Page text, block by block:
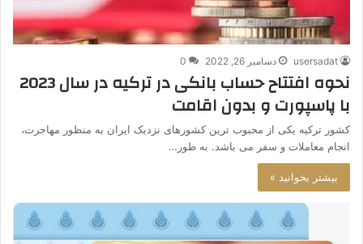
usersadat دسامبر 26, 2022 0
نحوه افتتاح حساب بانکی در ترکیه در سال 2023
با پاسپورت و بدون اقامت
کشور ترکیه یکی از محبوب ترین کشورهای نزدیک ایران به منظور مهاجرت،
انجام معاملات و سفر می باشد. به طور…
بیشتر بخوانید »